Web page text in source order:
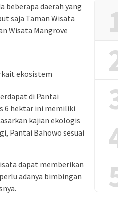
beberapa daerah yang
saja Taman Wisata
Wisata Mangrove
ekosistem
di Pantai
6 hektar ini memiliki
kajian ekologis
Pantai Bahowo sesuai
dapat memberikan
adanya bimbingan